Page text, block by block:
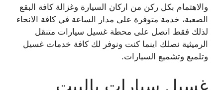
والاهتمام بكل ركن من اركان السيارة وغزالة كافة البقع
الصعبة، خدمة متوفرة على مدار الساعة في كافة الانحاء
لذلك فقط اتصل على محطة غسيل سيارات متنقل
الرميثية نصلك اينما كنت ونوفر لك كافة خدمات غسيل
وتلميع وتشميع السيارات.
غسيل سيارات بالبيت